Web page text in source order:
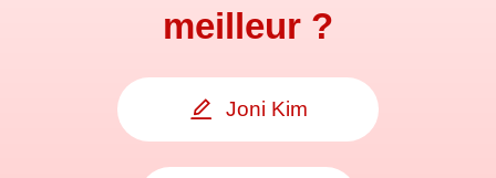
meilleur ?
Joni Kim